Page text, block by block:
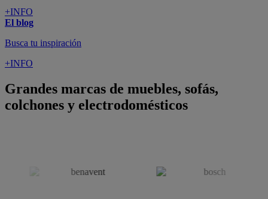
+INFO
El blog
Busca tu inspiración
+INFO
Grandes marcas de muebles, sofás,
colchones y electrodomésticos